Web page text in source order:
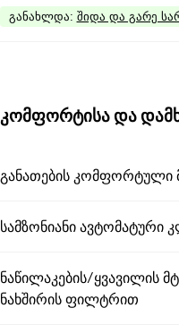
განახლდა: შიდა და გარე
კომფორტისა და
განათების
სამზონიანი
ნაწილაკების/ყვავილის
ნახშირის ფილტრით